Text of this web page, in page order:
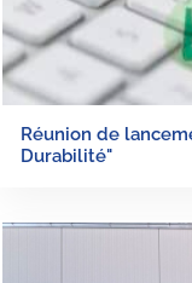
Réunion de
Durabilité"